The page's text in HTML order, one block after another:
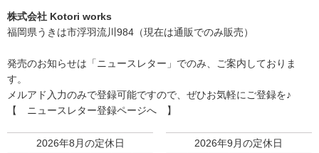
株式会社 Kotori works
福岡県うきは市浮羽流川984（現在は通販でのみ販売）
発売のお知らせは 「ニュースレター」 でのみ、ご案内しておりま
す。
メルアド入力のみで登録可能ですので、ぜひお気軽にご登録を♪
【 ニュースレター登録ページへ 】
2026年8月の定休日 2026年9月の定休日